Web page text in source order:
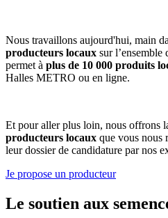
Nous travaillons aujourd'hui, main
producteurs locaux sur
permet à plus de 10 000 produits
Halles METRO ou en ligne.
Et pour aller plus loin, nous offrons
producteurs locaux que vous nous
leur dossier de candidature par nos
Je propose un producteur
Le soutien aux